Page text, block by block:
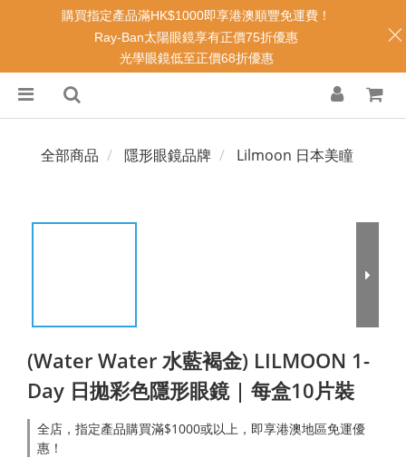
全部商品 隱形眼鏡品牌 Lilmoon 日本美瞳
(Water Water 水藍褐金) LILMOON 1-
Day 日拋彩色隱形眼鏡 | 每盒10片裝
全店，指定產品購買滿$1000或以上，即享港澳地區免運優
惠！
購買指定產品滿HK$1000即享港澳順豐免運費！
Ray-Ban太陽眼鏡享有正價75折優惠
光學眼鏡低至正價68折優惠